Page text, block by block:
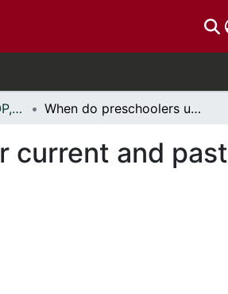
PIRPC, 2017-18 // UROP, 2017-18 When do preschoolers understand that their current and past preferences differ?
current and past